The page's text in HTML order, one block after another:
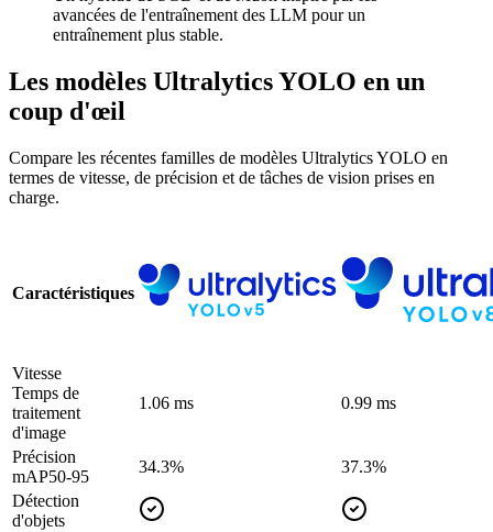
avancées de l'entraînement des LLM pour un
entraînement plus stable.
Les modèles Ultralytics YOLO en un
coup d'œil
Compare les récentes familles de modèles Ultralytics YOLO en
termes de vitesse, de précision et de tâches de vision prises en
charge.
Caractéristiques
Vitesse
Temps de
traitement
d'image
1.06 ms 0.99 ms
Précision
mAP50-95
34.3%
37.3%
Détection
d'objets